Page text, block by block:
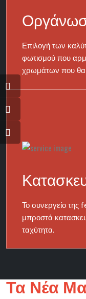
Επιλογή των
φωτισμού που
χρωμάτων που θα
Το συνεργείο της
μπροστά
ταχύτητα.
Τα Νέα